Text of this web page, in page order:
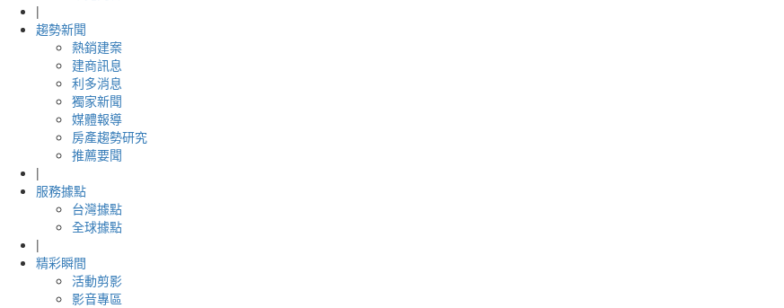
|
趨勢新聞
熱銷建案
建商訊息
利多消息
獨家新聞
媒體報導
房產趨勢研究
推薦要聞
|
服務據點
台灣據點
全球據點
|
精彩瞬間
活動剪影
影音專區